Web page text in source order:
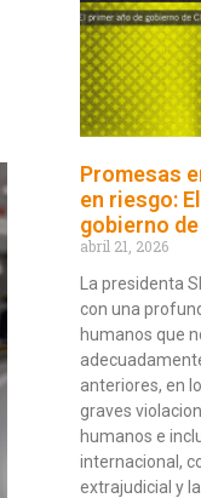
Promesas
en riesgo:
gobierno
abril 21, 2026
La presidenta
con una
humanos que
anteriores, en
graves
humanos e
internacional,
extrajudicial y